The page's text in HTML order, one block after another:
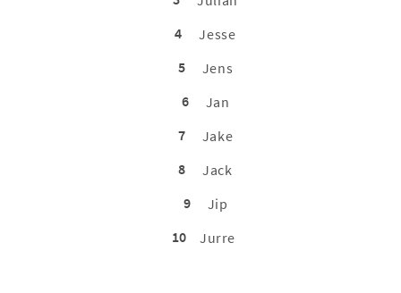
4
Jesse
5
Jens
6
Jan
7
Jake
8
Jack
9
Jip
10
Jurre